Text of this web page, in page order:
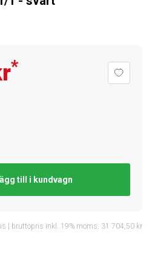
*
till i kundvagn
| bruttopris inkl. 19% moms: 31 704,50 kr